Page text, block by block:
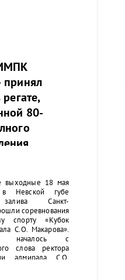
принял
80-
выходные 18 мая
Невской губе
Санкт-
соревнования
спорту «Кубок
С.О. Макарова».
началось с
слова ректора
адмирала С.О.